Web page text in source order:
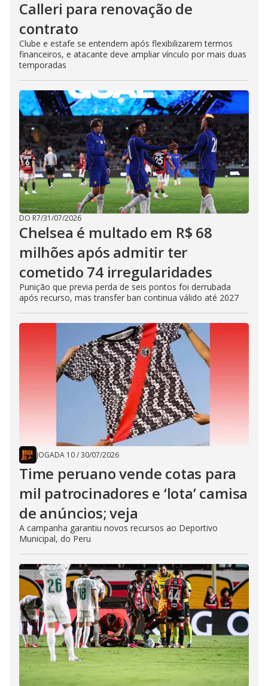
Calleri para renovação de
contrato
Clube e estafe se entendem após flexibilizarem termos
financeiros, e atacante deve ampliar vínculo por mais duas
temporadas
DO R7/31/07/2026
Chelsea é multado em R$ 68
milhões após admitir ter
cometido 74 irregularidades
Punição que previa perda de seis pontos foi derrubada
após recurso, mas transfer ban continua válido até 2027
JOGADA 10/30/07/2026
Time peruano vende cotas para
mil patrocinadores e ‘lota’ camisa
de anúncios; veja
A campanha garantiu novos recursos ao Deportivo
Municipal, do Peru